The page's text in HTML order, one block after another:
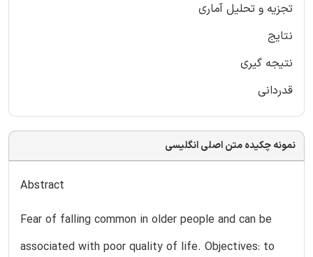
تجزیه و تحلیل آماری
نتایج
نتیجه گیری
قدردانی
نمونه چکیده متن اصلی انگلیسی
Abstract
Fear of falling common in older people and can be
associated with poor quality of life. Objectives: to